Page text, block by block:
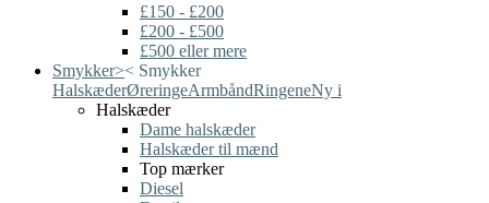
£150 - £200
£200 - £500
£500 eller mere
Smykker>< Smykker
HalskæderØreringeArmbåndRingeneNy i
Halskæder
Dame halskæder
Halskæder til mænd
Top mærker
Diesel